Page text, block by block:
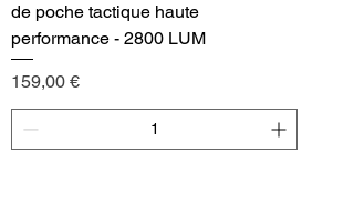
de poche tactique haute
performance - 2800 LUM
Price
159,00 €